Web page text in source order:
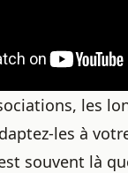
les
les à
souvent là